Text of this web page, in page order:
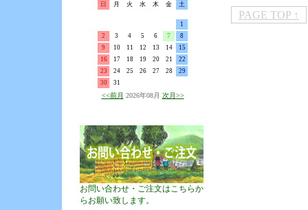
日 月 火 水 木 金 土
1
2
3 4 5 6 7
8
9
10 11 12 13 14
15
16
17 18 19 20 21
22
23
24 25 26 27 28
29
30
31
<<前月 2026年08月 次月>>
お問い合わせ・ご注文はこちらか
らお願い致します。
PAGE TOP ↑